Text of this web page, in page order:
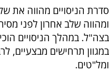
סדרת הניסויים מהווה את
ומהווה שלב אחרון לפני
בצה"ל. במהלך הניסויים
במגוון תרחישים מבצעיים,
ומל"טים.